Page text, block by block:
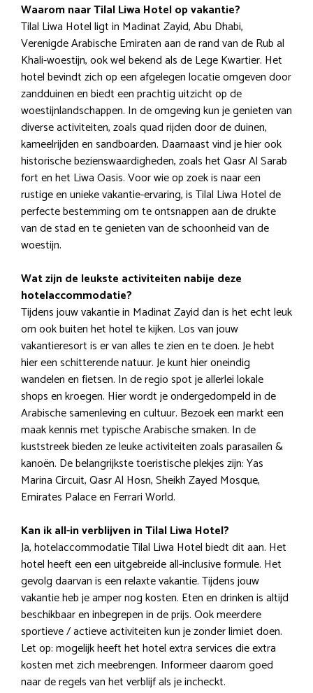
Waarom naar Tilal Liwa Hotel op vakantie?
Tilal Liwa Hotel ligt in Madinat Zayid, Abu Dhabi,
Verenigde Arabische Emiraten aan de rand van de Rub al
Khali-woestijn, ook wel bekend als de Lege Kwartier. Het
hotel bevindt zich op een afgelegen locatie omgeven door
zandduinen en biedt een prachtig uitzicht op de
woestijnlandschappen. In de omgeving kun je genieten van
diverse activiteiten, zoals quad rijden door de duinen,
kameelrijden en sandboarden. Daarnaast vind je hier ook
historische bezienswaardigheden, zoals het Qasr Al Sarab
fort en het Liwa Oasis. Voor wie op zoek is naar een
rustige en unieke vakantie-ervaring, is Tilal Liwa Hotel de
perfecte bestemming om te ontsnappen aan de drukte
van de stad en te genieten van de schoonheid van de
woestijn.
Wat zijn de leukste activiteiten nabije deze
hotelaccommodatie?
Tijdens jouw vakantie in Madinat Zayid dan is het echt leuk
om ook buiten het hotel te kijken. Los van jouw
vakantieresort is er van alles te zien en te doen. Je hebt
hier een schitterende natuur. Je kunt hier oneindig
wandelen en fietsen. In de regio spot je allerlei lokale
shops en kroegen. Hier wordt je ondergedompeld in de
Arabische samenleving en cultuur. Bezoek een markt een
maak kennis met typische Arabische smaken. In de
kuststreek bieden ze leuke activiteiten zoals parasailen &
kanoën. De belangrijkste toeristische plekjes zijn: Yas
Marina Circuit, Qasr Al Hosn, Sheikh Zayed Mosque,
Emirates Palace en Ferrari World.
Kan ik all-in verblijven in Tilal Liwa Hotel?
Ja, hotelaccommodatie Tilal Liwa Hotel biedt dit aan. Het
hotel heeft een een uitgebreide all-inclusive formule. Het
gevolg daarvan is een relaxte vakantie. Tijdens jouw
vakantie heb je amper nog kosten. Eten en drinken is altijd
beschikbaar en inbegrepen in de prijs. Ook meerdere
sportieve / actieve activiteiten kun je zonder limiet doen.
Let op: mogelijk heeft het hotel extra services die extra
kosten met zich meebrengen. Informeer daarom goed
naar de regels van het verblijf als je incheckt.